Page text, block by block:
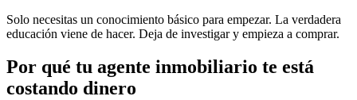
Solo necesitas un conocimiento básico para empezar. La verdadera
educación viene de hacer. Deja de investigar y empieza a comprar.
Por qué tu agente inmobiliario te está
costando dinero